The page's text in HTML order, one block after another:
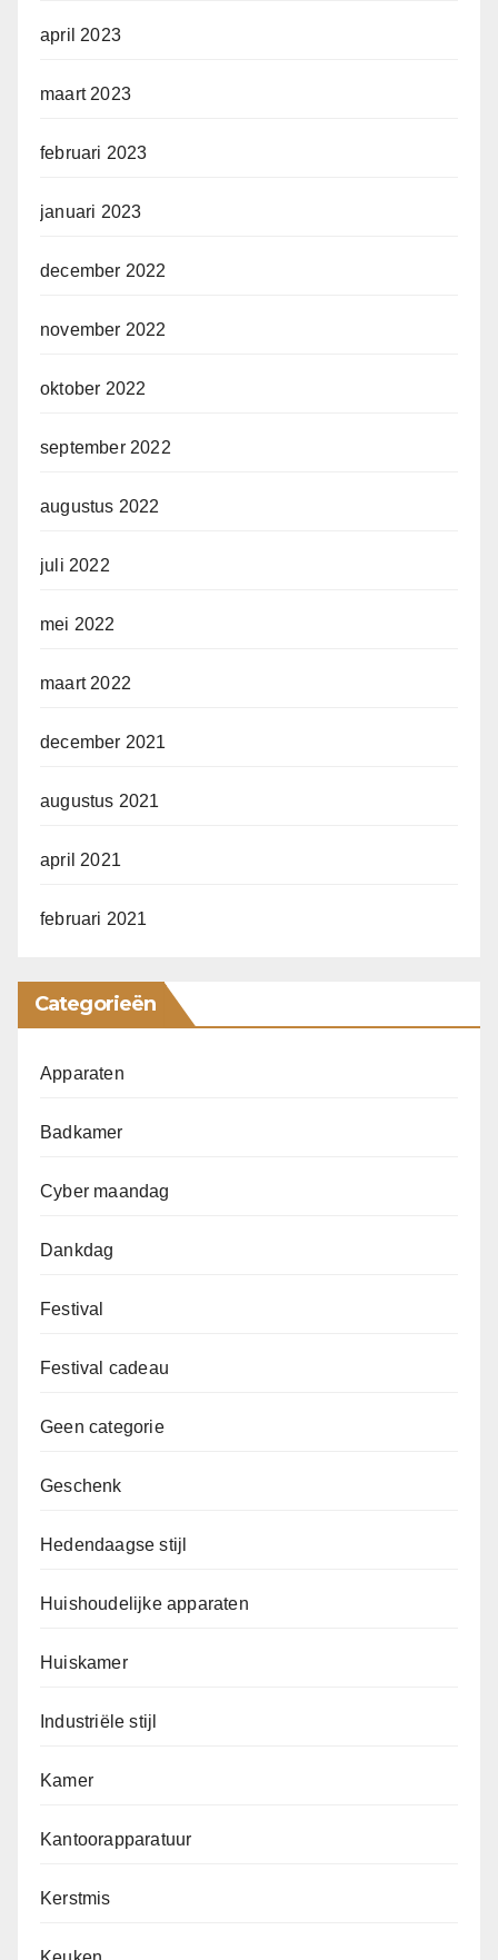
april 2023
maart 2023
februari 2023
januari 2023
december 2022
november 2022
oktober 2022
september 2022
augustus 2022
juli 2022
mei 2022
maart 2022
december 2021
augustus 2021
april 2021
februari 2021
Categorieën
Apparaten
Badkamer
Cyber maandag
Dankdag
Festival
Festival cadeau
Geen categorie
Geschenk
Hedendaagse stijl
Huishoudelijke apparaten
Huiskamer
Industriële stijl
Kamer
Kantoorapparatuur
Kerstmis